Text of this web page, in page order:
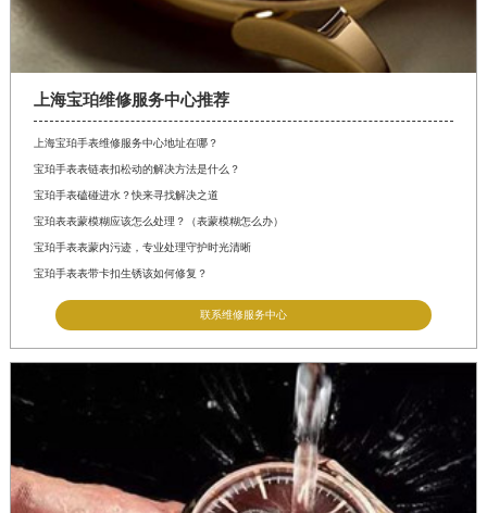
上海宝珀维修服务中心推荐
上海宝珀手表维修服务中心地址在哪？
宝珀手表表链表扣松动的解决方法是什么？
宝珀手表磕碰进水？快来寻找解决之道
宝珀表表蒙模糊应该怎么处理？（表蒙模糊怎么办）
宝珀手表表蒙内污迹，专业处理守护时光清晰
宝珀手表表带卡扣生锈该如何修复？
联系维修服务中心